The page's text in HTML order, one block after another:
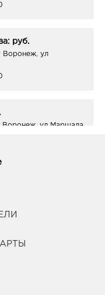
руб.
Воронеж, ул
Воронеж, ул Маршала
Воронеж, пр-кт